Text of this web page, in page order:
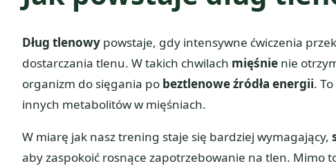
Dług tlenowy powstaje, gdy intensywne ćwiczenia
dostarczania tlenu. W takich chwilach mięśnie nie
organizm do sięgania po beztlenowe źródła energii.
innych metabolitów w mięśniach.
W miarę jak nasz trening staje się bardziej wymagający,
aby zaspokoić rosnące zapotrzebowanie na tlen. Mimo